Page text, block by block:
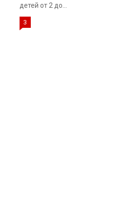
детей от 2 до...
3